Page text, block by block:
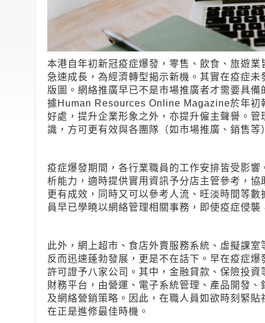
本港自年初新冠疫症爆發，零售、飲食、旅遊
急速成長，為經濟轉型揭示新機。其實在疫症
版圖。網絡推廣早已不是市場推廣者才需要具
據Human Resources Online Magazine於年初
好處，提升企業形象之外，亦提升僱主聲譽。
識，方可更有效與各團隊（如市場推廣、銷售
疫症爆發期間，各行業職員的工作安排皆受影
析能力，適時提供實用資訊予分店主管參考，
更有成效，同時又可以參考人流、旺淡時間等
員早已學曉以網絡管理相關事務，即使疫症侵
此外，網上超市、食店外賣服務系統、虛擬課
反而迅速蓬勃發展，更是不在話下。早在疫症
許可證予八家公司。其中，金融貸款、保險投
財務平台，由營運、電子系統管理、產品開發
及網絡營銷策略。因此，在職人員如欲時刻緊
在正是進修最佳時機。